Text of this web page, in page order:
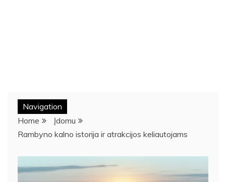
Navigation
Home
Įdomu
Rambyno kalno istorija ir atrakcijos keliautojams